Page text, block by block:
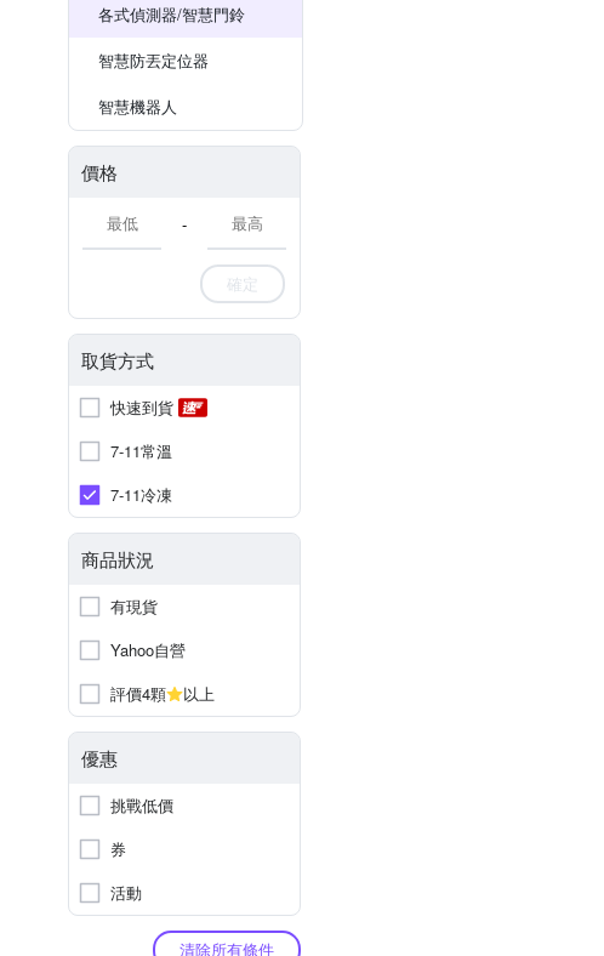
各式偵測器/智慧門鈴
智慧防丟定位器
智慧機器人
價格
-
確定
取貨方式
快速到貨
7-11常溫
7-11冷凍
商品狀況
有現貨
Yahoo自營
評價4顆
以上
優惠
挑戰低價
券
活動
清除所有條件